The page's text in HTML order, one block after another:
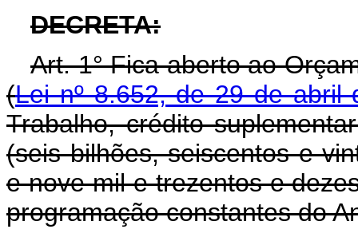
DECRETA:
Art. 1° Fica aberto ao
(Lei nº 8.652, de 29 de abril
Trabalho, crédito
(seis bilhões, seiscentos e
e nove mil e trezentos e
programação constantes do